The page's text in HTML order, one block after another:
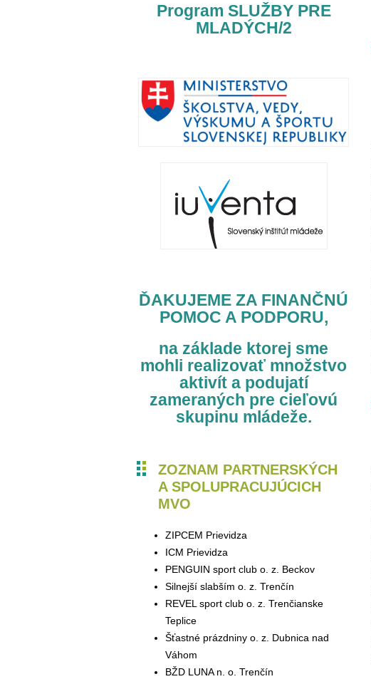
Program SLUŽBY PRE
MLADÝCH/2
ĎAKUJEME ZA FINANČNÚ
POMOC A PODPORU,
na základe ktorej sme
mohli realizovať množstvo
aktivít a podujatí
zameraných pre cieľovú
skupinu mládeže.
ZOZNAM PARTNERSKÝCH
A SPOLUPRACUJÚCICH
MVO
ZIPCEM Prievidza
ICM Prievidza
PENGUIN sport club o. z. Beckov
Silnejší slabším o. z. Trenčín
REVEL sport club o. z. Trenčianske
Teplice
Šťastné prázdniny o. z. Dubnica nad
Váhom
BŽD LUNA n. o. Trenčín